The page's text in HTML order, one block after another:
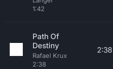
1:42
Path Of
Destiny
Rafael Krux
2:38
2:38